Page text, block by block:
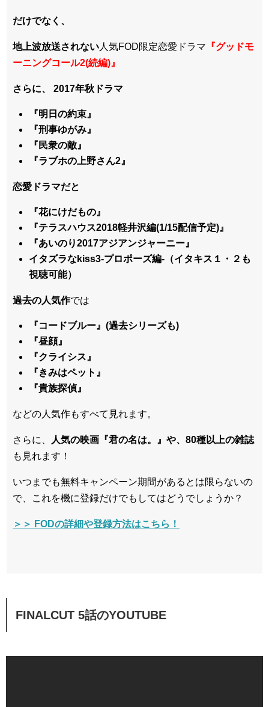
だけでなく、
地上波放送されない人気FOD限定恋愛ドラマ 『グッドモ
ーニングコール2(続編)』
さらに、 2017年秋ドラマ
『明日の約束』
『刑事ゆがみ』
『民衆の敵』
『ラブホの上野さん2』
恋愛ドラマだと
『花にけだもの』
『テラスハウス2018軽井沢編(1/15配信予定)』
『あいのり2017アジアンジャーニー』
イタズラなkiss3-プロポーズ編-（イタキス１・２も
視聴可能）
過去の人気作では
『コードブルー』(過去シリーズも)
『昼顔』
『クライシス』
『きみはペット』
『貴族探偵』
などの人気作もすべて見れます。
さらに、
人気の映画『君の名は。』や、80種以上の雑誌
も見れます！
いつまでも無料キャンペーン期間があるとは限らないの
で、これを機に登録だけでもしてはどうでしょうか？
＞＞ FODの詳細や登録方法はこちら！
FINALCUT 5話のYOUTUBE